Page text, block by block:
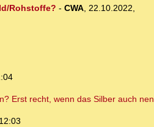
Rohstoffe? - CWA, 22.10.2022,
Erst recht, wenn das Silber auch nen